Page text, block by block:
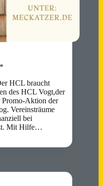
HCL braucht
des HCL Vogt,der
Promo-Aktion der
Vereinsträume
bei
Mit Hilfe…